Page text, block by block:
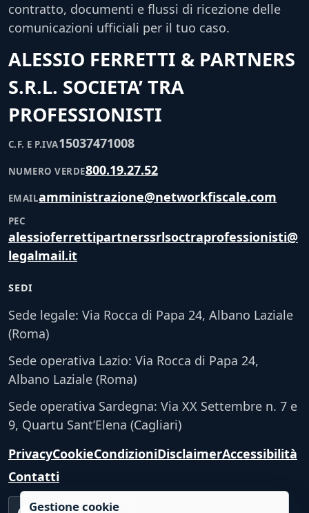
contratto, documenti e flussi di ricezione delle
comunicazioni ufficiali per il tuo caso.
ALESSIO FERRETTI & PARTNERS
S.R.L. SOCIETA’ TRA
PROFESSIONISTI
C.F. E P.IVA15037471008
NUMERO VERDE800.19.27.52
EMAILamministrazione@networkfiscale.com
PEC
alessioferrettipartnerssrlsoctraprofessionisti@
legalmail.it
SEDI
Sede legale: Via Rocca di Papa 24, Albano Laziale
(Roma)
Sede operativa Lazio: Via Rocca di Papa 24,
Albano Laziale (Roma)
Sede operativa Sardegna: Via XX Settembre n. 7 e
9, Quartu Sant’Elena (Cagliari)
PrivacyCookieCondizioniDisclaimerAccessibilità
Contatti
Gestione cookie